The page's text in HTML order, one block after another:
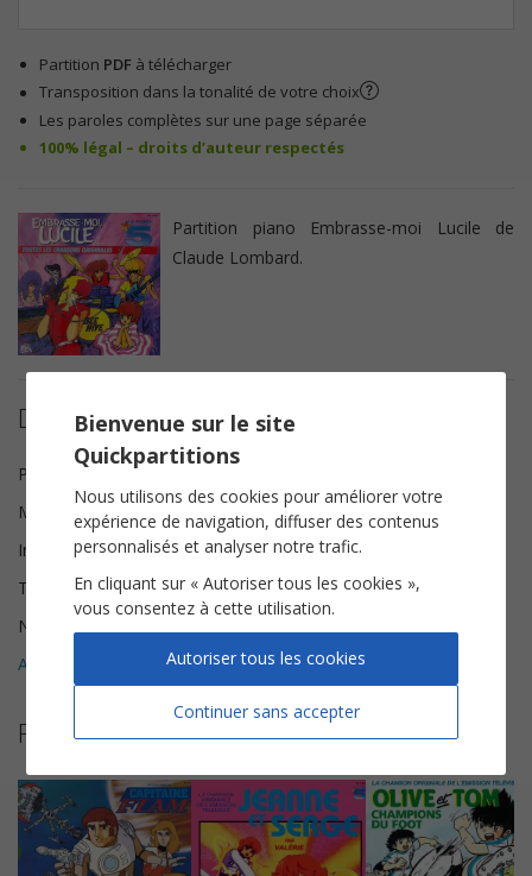
Partition PDF à télécharger
Transposition dans la tonalité de votre choix
Les paroles complètes sur une page séparée
100% légal – droits d’auteur respectés
Partition piano Embrasse-moi Lucile de
Claude Lombard.
Détails de la partition
Paroles
Musique
Martelli Giordano brun
Instrumentation
Piano Chant
Tonalité
Fa majeur
Nombre de pages
Avis clients (
Partitions suggérées
Bienvenue sur le site
Quickpartitions
Nous utilisons des cookies pour améliorer votre
expérience de navigation, diffuser des contenus
personnalisés et analyser notre trafic.
En cliquant sur « Autoriser tous les cookies »,
vous consentez à cette utilisation.
Continuer sans accepter
Autoriser tous les cookies